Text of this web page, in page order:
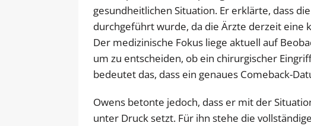
gesundheitlichen Situation. Er erklärte, dass
durchgeführt wurde, da die Ärzte derzeit eine
Der medizinische Fokus liege aktuell auf
um zu entscheiden, ob ein chirurgischer
bedeutet das, dass ein genaues Comeback-
Owens betonte jedoch, dass er mit der
unter Druck setzt. Für ihn stehe die